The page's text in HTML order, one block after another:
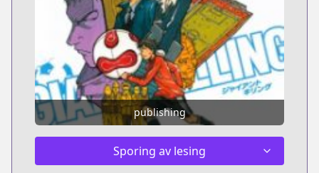
publishing
Sporing av lesing